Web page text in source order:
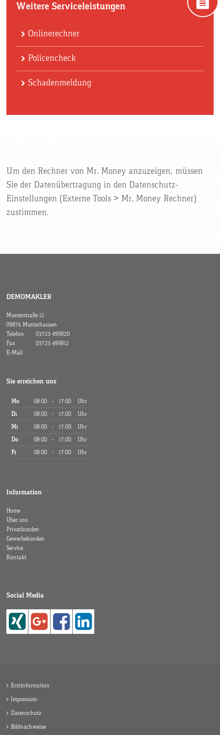
Weitere Serviceleistungen
Onlinerechner
Policencheck
Schadenmeldung
Um den Rechner von Mr. Money anzuzeigen, müssen
Sie der Datenübertragung in den Datenschutz-
Einstellungen (Externe Tools > Mr. Money Rechner)
zustimmen.
DEMOMAKLER
Musterstraße 12
09876 Musterhausen
Telefon
03723 499820
Fax
03723 499812
E-Mail
Sie erreichen uns
Mo 08:00 - 17:00
Uhr
Di
08:00 - 17:00
Uhr
Mi
08:00 - 17:00
Uhr
Do
08:00 - 17:00
Uhr
Fr
08:00 - 17:00 Uhr
Information
Home
Über uns
Privatkunden
Gewerbekunden
Service
Kontakt
Social Media
Erstinformation
Impressum
Datenschutz
Bildnachweise